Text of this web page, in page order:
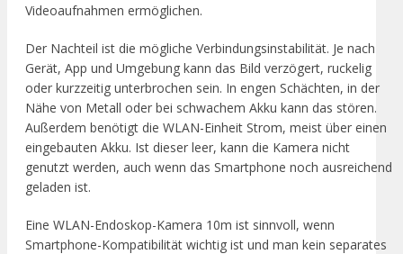
Videoaufnahmen ermöglichen.
Der Nachteil ist die mögliche Verbindungsinstabilität. Je nach
Gerät, App und Umgebung kann das Bild verzögert, ruckelig
oder kurzzeitig unterbrochen sein. In engen Schächten, in der
Nähe von Metall oder bei schwachem Akku kann das stören.
Außerdem benötigt die WLAN-Einheit Strom, meist über einen
eingebauten Akku. Ist dieser leer, kann die Kamera nicht
genutzt werden, auch wenn das Smartphone noch ausreichend
geladen ist.
Eine WLAN-Endoskop-Kamera 10m ist sinnvoll, wenn
Smartphone-Kompatibilität wichtig ist und man kein separates